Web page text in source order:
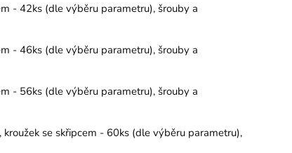
- 42ks (dle výběru parametru), šrouby a
- 46ks (dle výběru parametru), šrouby a
- 56ks (dle výběru parametru), šrouby a
se skřipcem - 60ks (dle výběru parametru),